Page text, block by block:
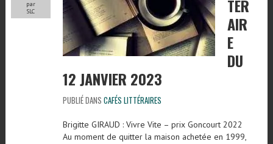
par
SLC
TÉR
AIR
E
DU
12 JANVIER 2023
PUBLIÉ DANS CAFÉS LITTÉRAIRES
Brigitte GIRAUD : Vivre Vite – prix Goncourt 2022
Au moment de quitter la maison achetée en 1999,